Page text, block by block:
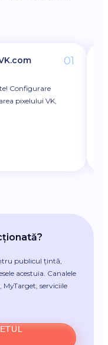
01
Configurare
pixelului VK,
publicul țintă,
acestuia. Canalele
serviciile